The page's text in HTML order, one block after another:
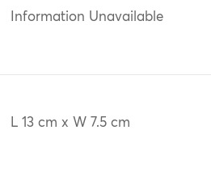
Information Unavailable
L 13 cm x W 7.5 cm